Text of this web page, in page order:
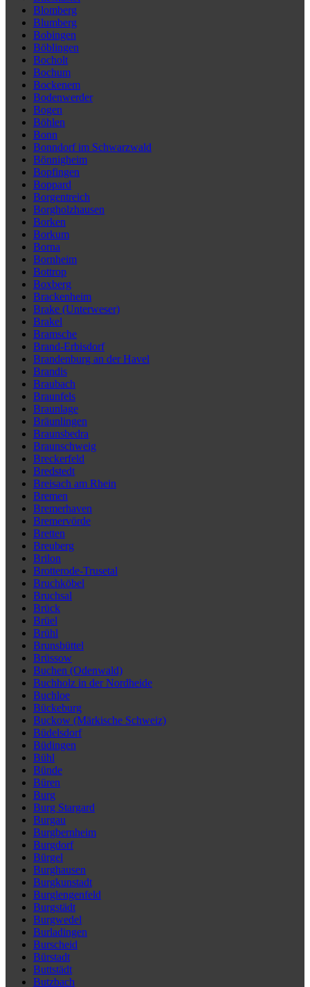
Blomberg
Blumberg
Bobingen
Böblingen
Bocholt
Bochum
Bockenem
Bodenwerder
Bogen
Böhlen
Bonn
Bonndorf im Schwarzwald
Bönnigheim
Bopfingen
Boppard
Borgentreich
Borgholzhausen
Borken
Borkum
Borna
Bornheim
Bottrop
Boxberg
Brackenheim
Brake (Unterweser)
Brakel
Bramsche
Brand-Erbisdorf
Brandenburg an der Havel
Brandis
Braubach
Braunfels
Braunlage
Bräunlingen
Braunsbedra
Braunschweig
Breckerfeld
Bredstedt
Breisach am Rhein
Bremen
Bremerhaven
Bremervörde
Bretten
Breuberg
Brilon
Brotterode-Trusetal
Bruchköbel
Bruchsal
Brück
Brüel
Brühl
Brunsbüttel
Brüssow
Buchen (Odenwald)
Buchholz in der Nordheide
Buchloe
Bückeburg
Buckow (Märkische Schweiz)
Büdelsdorf
Büdingen
Bühl
Bünde
Büren
Burg
Burg Stargard
Burgau
Burgbernheim
Burgdorf
Bürgel
Burghausen
Burgkunstadt
Burglengenfeld
Burgstädt
Burgwedel
Burladingen
Burscheid
Bürstadt
Buttstädt
Butzbach